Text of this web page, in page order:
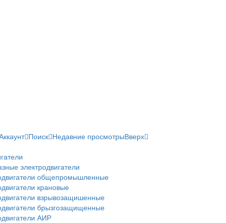
Поиск Недавние просмотрыВверх
электродвигатели
общепромышленные
крановые
взрывозащишенные
брызгозащищенные
АИР